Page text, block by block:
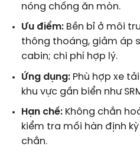
nóng chống ăn mòn.
Ưu điểm:Bền bỉ ở môi
thông thoáng, giảm áp
cabin; chi phí hợp lý.
Ứng dụng:Phù hợp xe
khu vực gần biển như
Hạn chế:Không chắn
kiểm tra mối hàn định
chắn.